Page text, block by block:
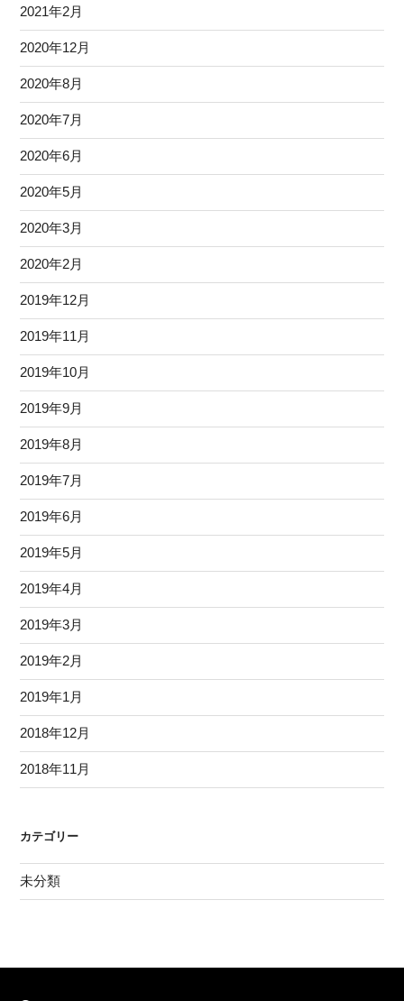
2021年2月
2020年12月
2020年8月
2020年7月
2020年6月
2020年5月
2020年3月
2020年2月
2019年12月
2019年11月
2019年10月
2019年9月
2019年8月
2019年7月
2019年6月
2019年5月
2019年4月
2019年3月
2019年2月
2019年1月
2018年12月
2018年11月
カテゴリー
未分類